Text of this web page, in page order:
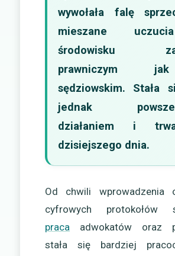
wywołała falę
mieszane
środowisku
prawniczym
sędziowskim. Stała
jednak
działaniem i
dzisiejszego dnia.
Od chwili wprowadzenia
cyfrowych protokołów
praca adwokatów oraz
stała się bardziej